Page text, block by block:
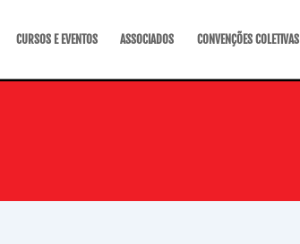
CURSOS E EVENTOS ASSOCIADOS CONVENÇÕES COLETIVAS